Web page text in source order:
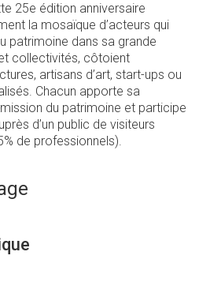
25e édition anniversaire
la mosaïque d’acteurs qui
patrimoine dans sa grande
collectivités, côtoient
artisans d’art, start-ups ou
Chacun apporte sa
du patrimoine et participe
d’un public de visiteurs
de professionnels).